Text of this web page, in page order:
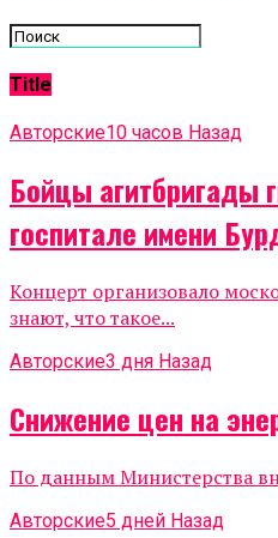
Title
Авторские10 часов Назад
Бойцы агитбригады
госпитале имени
Концерт организовало
знают, что такое...
Авторские3 дня Назад
Снижение цен на
По данным Министерства
Авторские5 дней Назад